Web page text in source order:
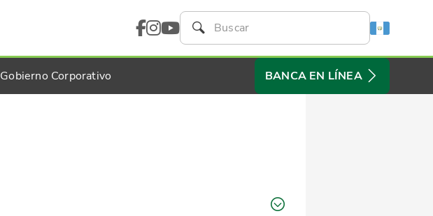
Gobierno Corporativo BANCA EN LÍNEA